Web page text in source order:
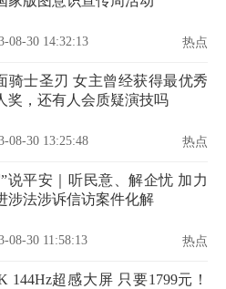
08-30 14:32:13 热点
骑士圣刃 女主曾经获得最优秀
奖，还有人会质疑演技吗
08-30 13:25:48 热点
说平安｜听民意、解企忧 加力
涉法涉诉信访案件化解
08-30 11:58:13 热点
144Hz超感大屏 只要1799元！